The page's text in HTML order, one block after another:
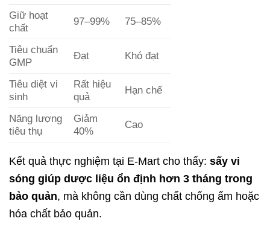
Giữ hoạt
chất
97–99% 75–85%
Tiêu chuẩn
GMP
Đạt Khó đạt
Tiêu diệt vi
sinh
Rất hiệu
quả
Hạn chế
Năng lượng
tiêu thụ
Giảm
40%
Cao
Kết quả thực nghiệm tại E-Mart cho thấy: sấy vi
sóng giúp dược liệu ổn định hơn 3 tháng trong
bảo quản, mà không cần dùng chất chống ẩm hoặc
hóa chất bảo quản.